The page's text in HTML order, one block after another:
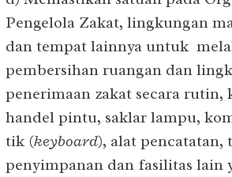
Pengelola Zakat, lingkungan
dan tempat lainnya untuk
pembersihan ruangan dan
penerimaan zakat secara rutin,
handel pintu, saklar lampu,
tik (keyboard), alat pencatatan,
penyimpanan dan fasilitas lain